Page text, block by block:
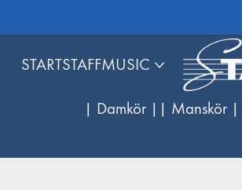
STARTSTAFFMUSIC
| Damkör | | Manskör |